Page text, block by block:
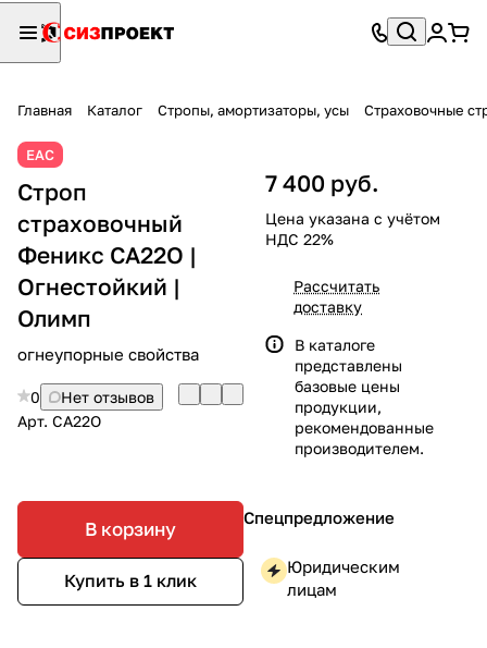
Главная Каталог Стропы, амортизаторы, усы Страховочные
ЕАС
Строп
страховочный
Феникс СА22О |
Огнестойкий |
Олимп
огнеупорные свойства
0
Нет отзывов
Арт. СА22О
В корзину
Купить в 1 клик
7 400 руб.
Цена указана с учётом
НДС 22%
Рассчитать
доставку
В каталоге
представлены
базовые цены
продукции,
рекомендованные
производителем.
Спецпредложение
Юридическим
лицам